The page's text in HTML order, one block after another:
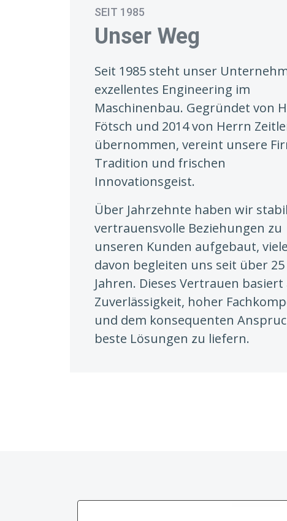
SEIT 1985
Unser Weg
Seit 1985 steht unser
exzellentes Engineering im
Maschinenbau. Gegründet von
Fötsch und 2014 von Herrn
übernommen, vereint unsere
Tradition und frischen
Innovationsgeist.
Über Jahrzehnte haben wir
vertrauensvolle Beziehungen zu
unseren Kunden aufgebaut, viele
davon begleiten uns seit über 25
Jahren. Dieses Vertrauen
Zuverlässigkeit, hoher
und dem konsequenten
beste Lösungen zu liefern.